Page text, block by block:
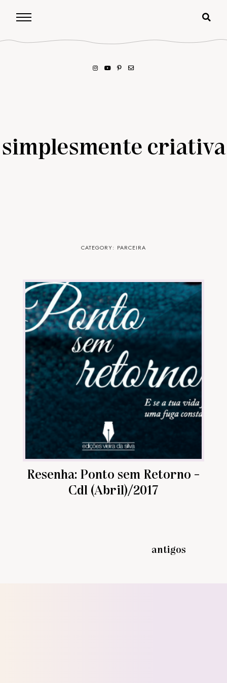
simplesmente criativa
CATEGORY: PARCEIRA
Resenha: Ponto sem Retorno -
Cdl (Abril)/2017
antigos